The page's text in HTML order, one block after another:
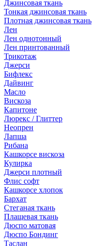
Джинсовая ткань
Тонкая джинсовая ткань
Плотная джинсовая ткань
Лен
Лен однотонный
Лен принтованный
Трикотаж
Джерси
Бифлекс
Дайвинг
Масло
Вискоза
Капитоне
Люрекс / Глиттер
Неопрен
Лапша
Рибана
Кашкорсе вискоза
Кулирка
Джерси плотный
Флис софт
Кашкорсе хлопок
Бархат
Стеганая ткань
Плащевая ткань
Дюспо матовая
Дюспо Бондинг
Таслан